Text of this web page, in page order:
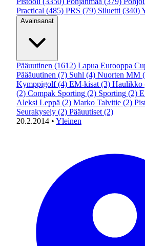
Practical (485) PRS (79) Siluetti (340)
Avainsanat
Pääuutinen (1612) Lapua Eurooppa
Päääuutinen (7) Suhl (4) Nuorten MM
Kymppigolf (4) EM-kisat (3) Haulikko
(2) Compak Sporting (2) Sporting (2)
Aleksi Leppä (2) Marko Talvitie (2)
Seurakysely (2) Pääuutiset (2)
20.2.2014 • Yleinen